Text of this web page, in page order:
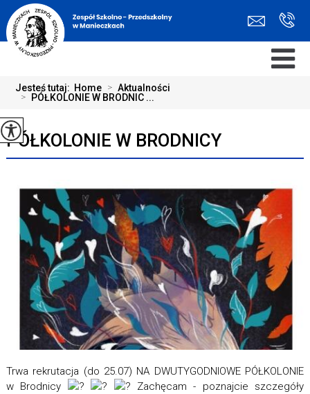
Jesteś tutaj: Home > Aktualności
> PÓŁKOLONIE W BRODNIC ...
PÓŁKOLONIE W BRODNICY
Trwa rekrutacja (do 25.07) NA DWUTYGODNIOWE PÓŁKOLONIE
w Brodnicy
Zachęcam - poznajcie szczegóły